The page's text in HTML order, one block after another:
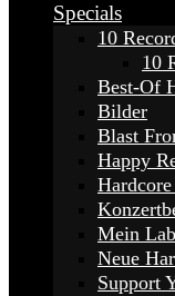
Specials
10
10
Best-Of
Bilder
Blast
Happy
Mein
Neue
Support